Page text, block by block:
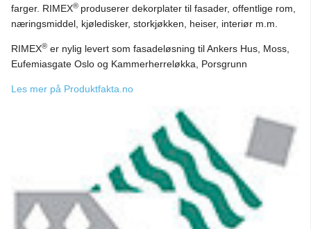
farger. RIMEX® produserer dekorplater til fasader, offentlige rom,
næringsmiddel, kjøledisker, storkjøkken, heiser, interiør m.m.
RIMEX® er nylig levert som fasadeløsning til Ankers Hus, Moss,
Eufemiasgate Oslo og Kammerherreløkka, Porsgrunn
Les mer på Produktfakta.no